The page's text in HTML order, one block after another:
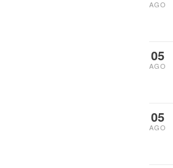
AGO
05
AGO
05
AGO